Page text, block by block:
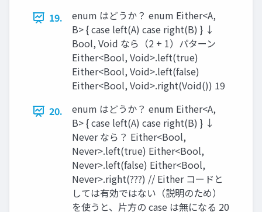
19.
enum はどうか？ enum Either<A,
B> { case left(A) case right(B) } ↓
Bool, Void なら（2 + 1）パターン
Either<Bool, Void>.left(true)
Either<Bool, Void>.left(false)
Either<Bool, Void>.right(Void()) 19
20.
enum はどうか？ enum Either<A,
B> { case left(A) case right(B) } ↓
Never なら？ Either<Bool,
Never>.left(true) Either<Bool,
Never>.left(false) Either<Bool,
Never>.right(???) // Either コードと
しては有効ではない（説明のため）
を使うと、⽚⽅の case は無になる 20